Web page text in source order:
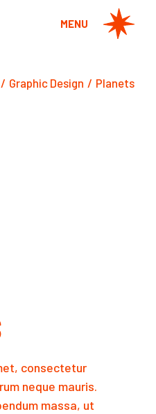
MENU
Graphic Design Planets
consectetur
neque mauris.
massa, ut